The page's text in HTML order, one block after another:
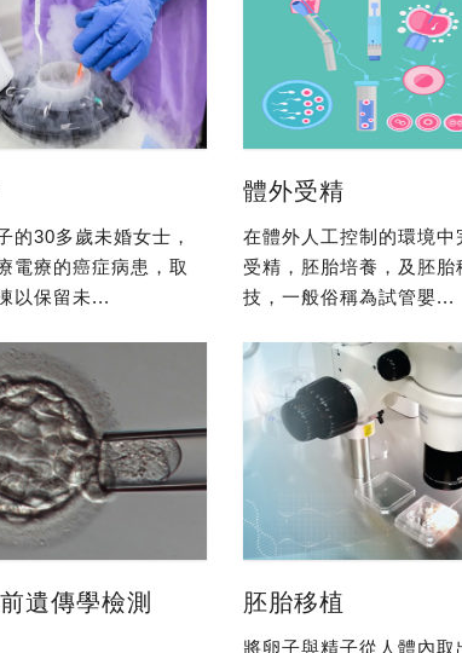
的30多歲未婚女士，
電療的癌症病患，取
以保留未...
體外受精
在體外人工控制的環境中
受精，胚胎培養，及胚胎
技，一般俗稱為試管嬰...
遺傳學檢測
胚胎移植
將卵子與精子從人體內取